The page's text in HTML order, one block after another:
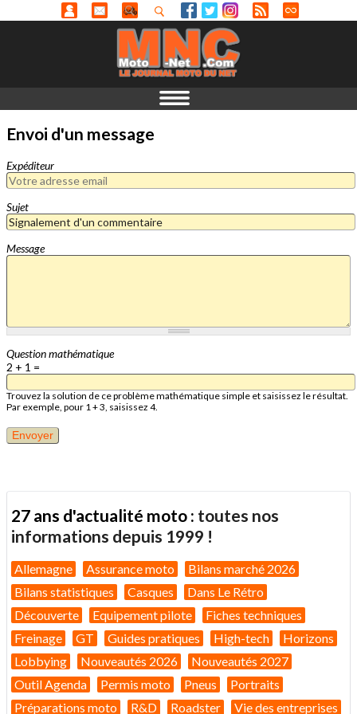
Envoi d'un message
Expéditeur
Sujet
Message
Question mathématique
2 + 1 =
Trouvez la solution de ce problème mathématique simple et saisissez le résultat.
Par exemple, pour 1 + 3, saisissez 4.
27 ans d'actualité moto : toutes nos
informations depuis 1999 !
Allemagne Assurance moto
Bilans marché 2026
Bilans statistiques
Casques
Dans Le Rétro
Découverte
Equipement pilote
Fiches techniques
Freinage
GT Guides pratiques High-tech
Horizons
Lobbying
Nouveautés 2026
Nouveautés 2027
Outil Agenda
Permis moto Pneus
Portraits
Préparations moto
R&D Roadster Vie des entreprises